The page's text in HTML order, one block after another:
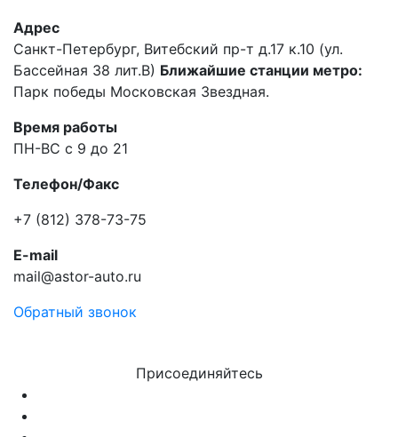
Адрес
Санкт-Петербург, Витебский пр-т д.17 к.10 (ул.
Бассейная 38 лит.В) Ближайшие станции метро:
Парк победы Московская Звездная.
Время работы
ПН-ВС с 9 до 21
Телефон/Факс
+7 (812) 378-73-75
E-mail
mail@astor-auto.ru
Обратный звонок
Присоединяйтесь